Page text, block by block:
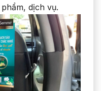
dịch vụ.